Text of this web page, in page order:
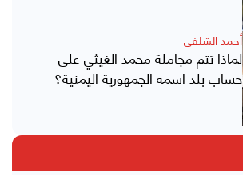
أحمد الشلفي
لماذا تتم مجاملة محمد الغيثي على
حساب بلد اسمه الجمهورية اليمنية؟